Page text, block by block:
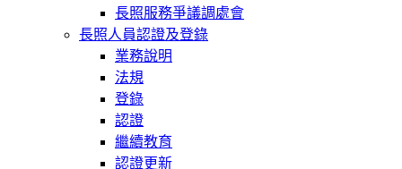
長照服務爭議調處會
長照人員認證及登錄
業務說明
法規
登錄
認證
繼續教育
認證更新